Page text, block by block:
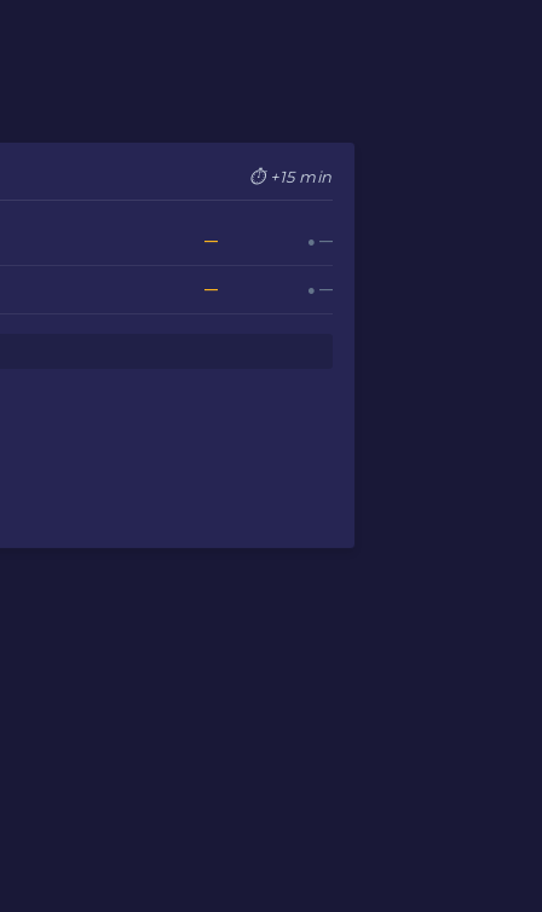
⏱ +15 min
— ● —
— ● —